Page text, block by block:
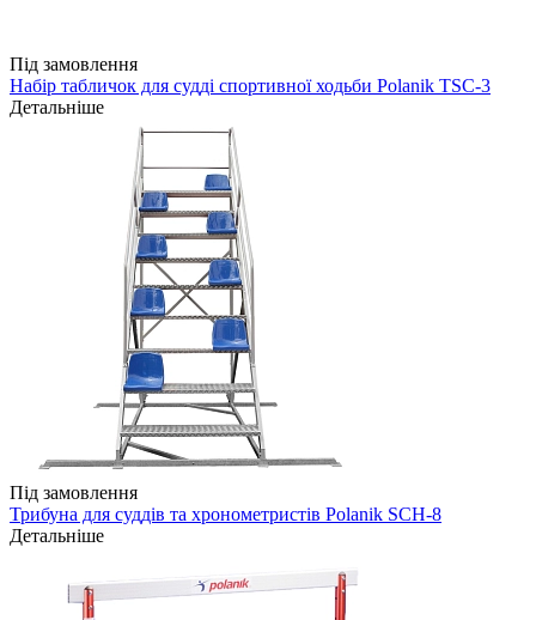
Під замовлення
Набір табличок для судді спортивної ходьби Polanik TSC-3
Детальніше
Під замовлення
Трибуна для суддів та хронометристів Polanik SCH-8
Детальніше